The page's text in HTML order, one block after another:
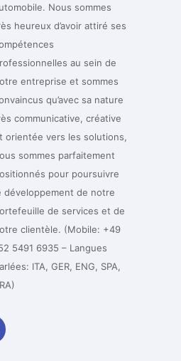
Nous sommes
heureux d’avoir attiré ses
au sein de
entreprise et sommes
qu’avec sa nature
communicative, créative
orientée vers les solutions,
sommes parfaitement
pour poursuivre
développement de notre
de services et de
clientèle. (Mobile: +49
5491 6935 – Langues
ITA, GER, ENG, SPA,